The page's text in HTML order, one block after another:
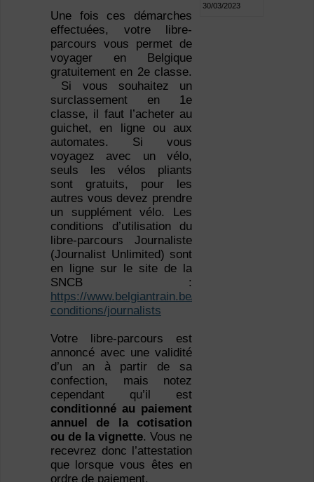
Une fois ces démarches
effectuées, votre libre-
parcours vous permet de
voyager en Belgique
gratuitement en 2eclasse.
Si vous souhaitez un
surclassement en 1 e
classe, il faut l’acheter au
guichet, en ligne ou aux
automates. Si vous
voyagez avec un vélo,
seuls les vélos pliants
sont gratuits, pour les
autres vous devez prendre
un supplément vélo. Les
conditions d’utilisation du
libre-parcours Journaliste
(Journalist Unlimited) sont
en ligne sur le site de la
SNCB :
https://www.belgiantrain.be/fr/products/special-
conditions/journalists
Votre libre-parcours est
annoncé avec une validité
d’un an à partir de sa
confection, mais notez
cependant qu’il est
conditionné au paiement
annuel de la cotisation
ou de la vignette. Vous ne
recevrez donc l’attestation
que lorsque vous êtes en
ordre de paiement.
30/03/2023